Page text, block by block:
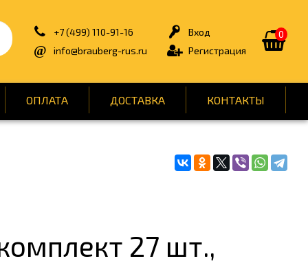
0
Вход
Регистрация
+7 (499) 110-91-16
info@brauberg-rus.ru
ОПЛАТА ДОСТАВКА КОНТАКТЫ
БЫТОВАЯ ТЕХНИКА
ОФИС 27 шт.,